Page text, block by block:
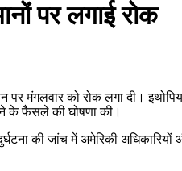
पर लगाई रोक
मंगलवार को रोक लगा दी।
के फैसले की घोषणा की।
की जांच में अमेरिकी